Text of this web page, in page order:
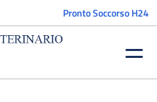
Pronto Soccorso H24